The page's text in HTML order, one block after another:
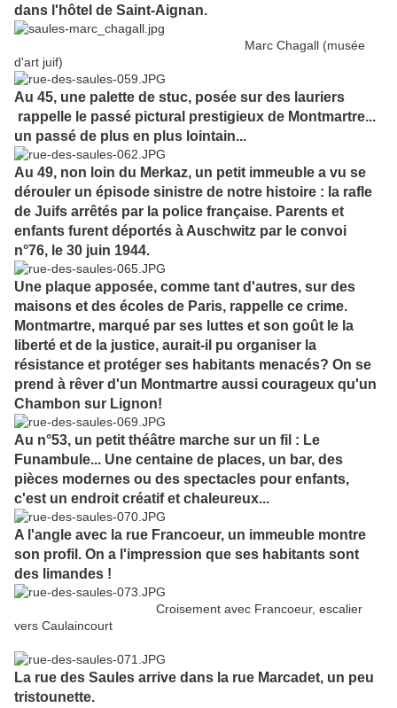
dans l'hôtel de Saint-Aignan.
Marc Chagall (musée
d'art juif)
Au 45, une palette de stuc, posée sur des lauriers
rappelle le passé pictural prestigieux de Montmartre...
un passé de plus en plus lointain...
Au 49, non loin du Merkaz, un petit immeuble a vu se
dérouler un épisode sinistre de notre histoire : la rafle
de Juifs arrêtés par la police française. Parents et
enfants furent déportés à Auschwitz par le convoi
n°76, le 30 juin 1944.
Une plaque apposée, comme tant d'autres, sur des
maisons et des écoles de Paris, rappelle ce crime.
Montmartre, marqué par ses luttes et son goût le la
liberté et de la justice, aurait-il pu organiser la
résistance et protéger ses habitants menacés? On se
prend à rêver d'un Montmartre aussi courageux qu'un
Chambon sur Lignon!
Au n°53, un petit théâtre marche sur un fil : Le
Funambule... Une centaine de places, un bar, des
pièces modernes ou des spectacles pour enfants,
c'est un endroit créatif et chaleureux...
A l'angle avec la rue Francoeur, un immeuble montre
son profil. On a l'impression que ses habitants sont
des limandes !
Croisement avec Francoeur, escalier
vers Caulaincourt
La rue des Saules arrive dans la rue Marcadet, un peu
tristounette.